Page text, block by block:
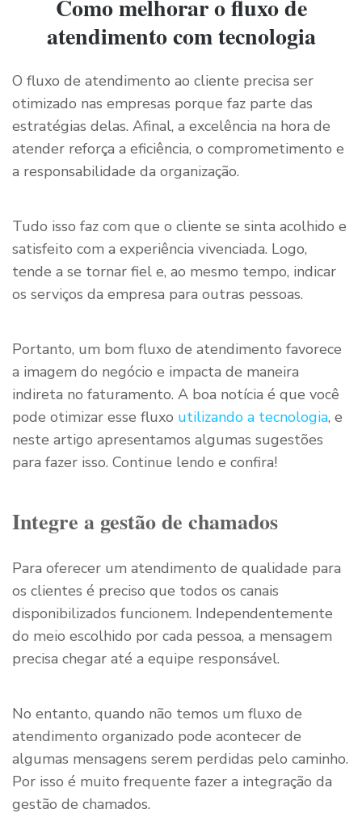
Como melhorar o fluxo de
atendimento com tecnologia
O fluxo de atendimento ao cliente precisa ser
otimizado nas empresas porque faz parte das
estratégias delas. Afinal, a excelência na hora de
atender reforça a eficiência, o comprometimento e
a responsabilidade da organização.
Tudo isso faz com que o cliente se sinta acolhido e
satisfeito com a experiência vivenciada. Logo,
tende a se tornar fiel e, ao mesmo tempo, indicar
os serviços da empresa para outras pessoas.
Portanto, um bom fluxo de atendimento favorece
a imagem do negócio e impacta de maneira
indireta no faturamento. A boa notícia é que você
pode otimizar esse fluxo utilizando a tecnologia, e
neste artigo apresentamos algumas sugestões
para fazer isso. Continue lendo e confira!
Integre a gestão de chamados
Para oferecer um atendimento de qualidade para
os clientes é preciso que todos os canais
disponibilizados funcionem. Independentemente
do meio escolhido por cada pessoa, a mensagem
precisa chegar até a equipe responsável.
No entanto, quando não temos um fluxo de
atendimento organizado pode acontecer de
algumas mensagens serem perdidas pelo caminho.
Por isso é muito frequente fazer a integração da
gestão de chamados.